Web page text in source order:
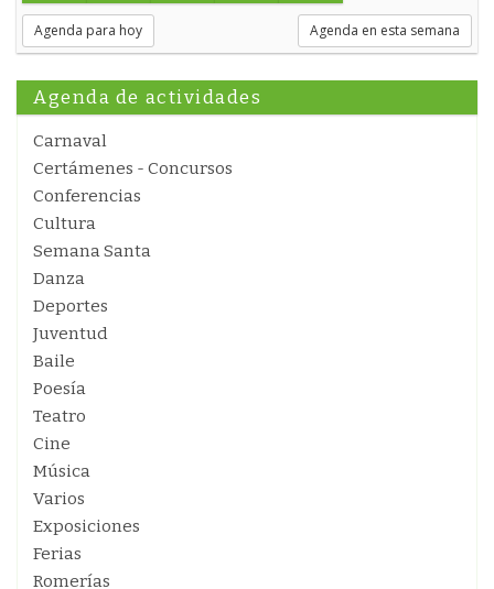
Agenda para hoy Agenda en esta semana
Agenda de actividades
Carnaval
Certámenes - Concursos
Conferencias
Cultura
Semana Santa
Danza
Deportes
Juventud
Baile
Poesía
Teatro
Cine
Música
Varios
Exposiciones
Ferias
Romerías